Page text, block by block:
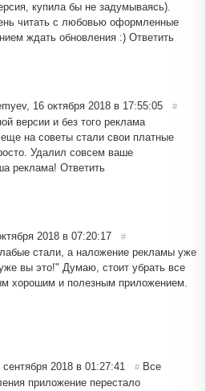
купила бы не задумываясь).
читать с любовью оформленные
ждать обновления :) Ответить
, 16 октября 2018 в 17:55:05 #
версии и без того реклама
еще на советы стали свои платные
Удалил совсем ваше
реклама! Ответить
2018 в 07:20:17 #
стали, а наложение рекламы уже
вы это!" Думаю, стоит убрать все
хорошим и полезным приложением.
сентября 2018 в 01:27:41 # Все
приложение перестало